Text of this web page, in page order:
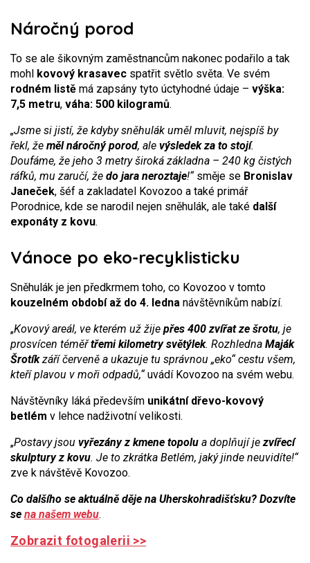
Náročný porod
To se ale šikovným zaměstnancům nakonec podařilo a tak
mohl kovový krasavec spatřit světlo světa. Ve svém
rodném listě má zapsány tyto úctyhodné údaje – výška:
7,5 metru, váha: 500 kilogramů.
„Jsme si jistí, že kdyby sněhulák uměl mluvit, nejspíš by
řekl, že měl náročný porod, ale výsledek za to stojí.
Doufáme, že jeho 3 metry široká základna – 240 kg čistých
ráfků, mu zaručí, že do jara neroztaje!“ směje se Bronislav
Janeček, šéf a zakladatel Kovozoo a také primář
Porodnice, kde se narodil nejen sněhulák, ale také další
exponáty z kovu.
Vánoce po eko-recyklisticku
Sněhulák je jen předkrmem toho, co Kovozoo v tomto
kouzelném období až do 4. ledna návštěvníkům nabízí.
„Kovový areál, ve kterém už žije přes 400 zvířat ze šrotu, je
prosvícen téměřtřemi kilometry světýlek. Rozhledna Maják
Šrotíkzáří červeně a ukazuje tu správnou „eko“ cestu všem,
kteří plavou v moři odpadů,“uvádí Kovozoo na svém webu.
Návštěvníky láká především unikátní dřevo-kovový
betlém v lehce nadživotní velikosti.
„Postavy jsou vyřezány z kmene topolu a doplňují jezvířecí
skulptury z kovu. Je to zkrátka Betlém, jaký jinde neuvidíte!“
zve k návštěvě Kovozoo.
Co dalšího se aktuálně děje na Uherskohradišťsku? Dozvíte
se na našem webu.
Zobrazit fotogalerii >>